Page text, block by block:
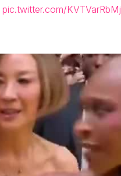
pic.twitter.com/KVTVarRbMj